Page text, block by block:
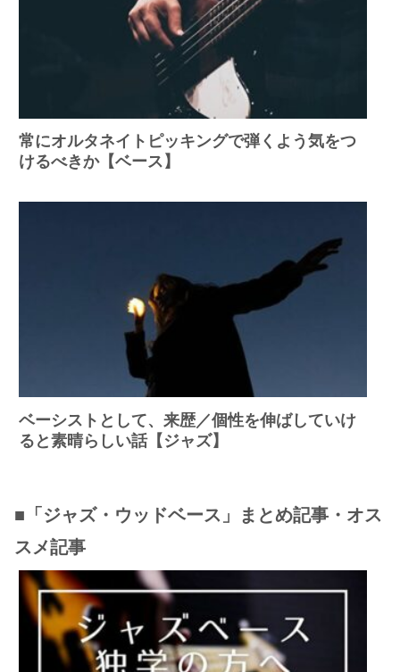
常にオルタネイトピッキングで弾くよう気をつ
けるべきか【ベース】
ベーシストとして、来歴／個性を伸ばしていけ
ると素晴らしい話【ジャズ】
■「ジャズ・ウッドベース」まとめ記事・オス
スメ記事